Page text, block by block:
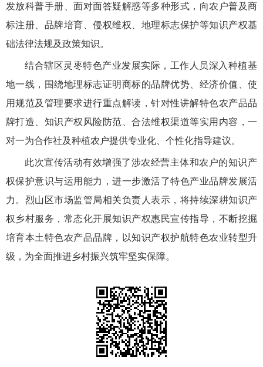
发放科普手册、面对面答疑解惑等多种形式，向农户普及商
标注册、品牌培育、侵权维权、地理标志保护等知识产权基
础法律法规及政策知识。
结合辖区灵枣特色产业发展实际，工作人员深入种植基
地一线，围绕地理标志证明商标的品牌优势、经济价值、使
用规范及管理要求进行重点解读，针对性讲解特色农产品品
牌打造、知识产权风险防范、合法维权渠道等实用内容，一
对一为合作社及种植农户提供专业化、个性化指导建议。
此次宣传活动有效增强了涉农经营主体和农户的知识产
权保护意识与运用能力，进一步激活了特色产业品牌发展活
力。烈山区市场监管局相关负责人表示，将持续深耕知识产
权乡村服务，常态化开展知识产权惠民宣传指导，不断挖掘
培育本土特色农产品品牌，以知识产权护航特色农业转型升
级，为全面推进乡村振兴筑牢坚实保障。